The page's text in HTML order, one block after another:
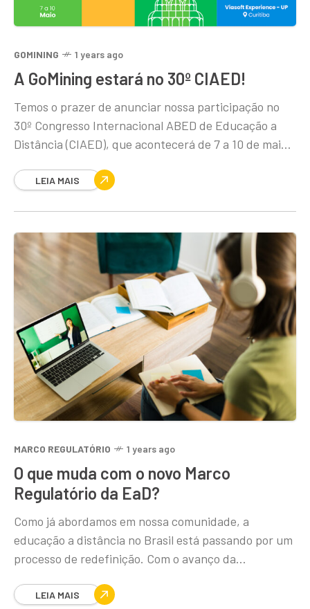
GOMINING 1 years ago
A GoMining estará no 30º CIAED!
Temos o prazer de anunciar nossa participação no
30º Congresso Internacional ABED de Educação a
Distância (CIAED), que acontecerá de 7 a 10 de maio
LEIA MAIS
MARCO REGULATÓRIO 1 years ago
O que muda com o novo Marco
Regulatório da EaD?
Como já abordamos em nossa comunidade, a
educação a distância no Brasil está passando por um
processo de redefinição. Com o avanço da
LEIA MAIS